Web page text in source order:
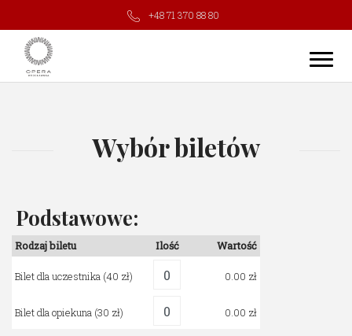
+48 71 370 88 80
Wybór biletów
Podstawowe:
Rodzaj biletu Ilość Wartość
Bilet dla uczestnika (40 zł) 0.00
Bilet dla opiekuna (30 zł) 0.00